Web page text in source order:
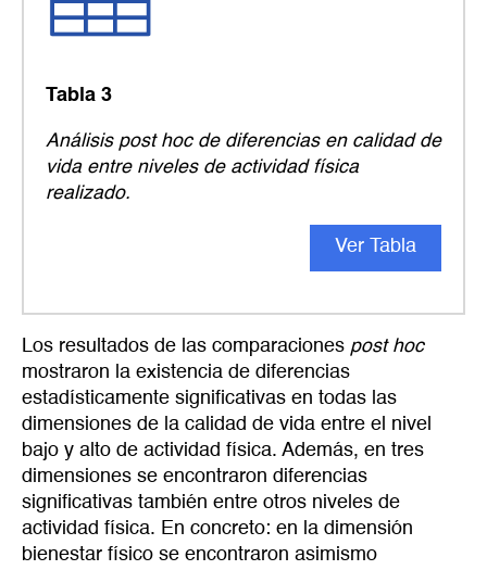
Tabla 3
Análisis post hocde diferencias en calidad de
vida entre niveles de actividad física
realizado.
Ver Tabla
Los resultados de las comparaciones post hoc
mostraron la existencia de diferencias
estadísticamente significativas en todas las
dimensiones de la calidad de vida entre el nivel
bajo y alto de actividad física. Además, en tres
dimensiones se encontraron diferencias
significativas también entre otros niveles de
actividad física. En concreto: en la dimensión
bienestar físico se encontraron asimismo